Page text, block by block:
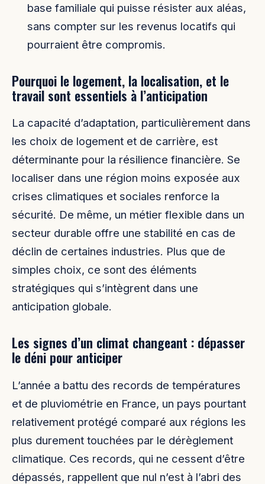
base familiale qui puisse résister aux aléas,
sans compter sur les revenus locatifs qui
pourraient être compromis.
Pourquoi le logement, la localisation, et le
travail sont essentiels à l’anticipation
La capacité d’adaptation, particulièrement dans
les choix de logement et de carrière, est
déterminante pour la résilience financière. Se
localiser dans une région moins exposée aux
crises climatiques et sociales renforce la
sécurité. De même, un métier flexible dans un
secteur durable offre une stabilité en cas de
déclin de certaines industries. Plus que de
simples choix, ce sont des éléments
stratégiques qui s’intègrent dans une
anticipation globale.
Les signes d’un climat changeant : dépasser
le déni pour anticiper
L’année a battu des records de températures
et de pluviométrie en France, un pays pourtant
relativement protégé comparé aux régions les
plus durement touchées par le dérèglement
climatique. Ces records, qui ne cessent d’être
dépassés, rappellent que nul n’est à l’abri des